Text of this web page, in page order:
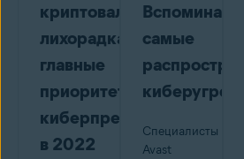
криптовалютная
лихорадка:
главные
приоритеты
киберпреступников
в 2022
Вспоминаем
самые
Специалисты
Avast